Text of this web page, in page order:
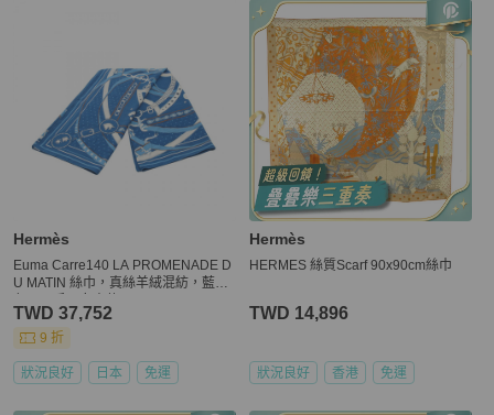
Hermès
Euma Carre140 LA PROMENADE D
U MATIN 絲巾，真絲羊絨混紡，藍
TWD 37,752
9 折
狀況良好 日本 免運
Hermès
HERMES 絲質Scarf 90x90cm絲巾
TWD 14,896
狀況良好 香港 免運